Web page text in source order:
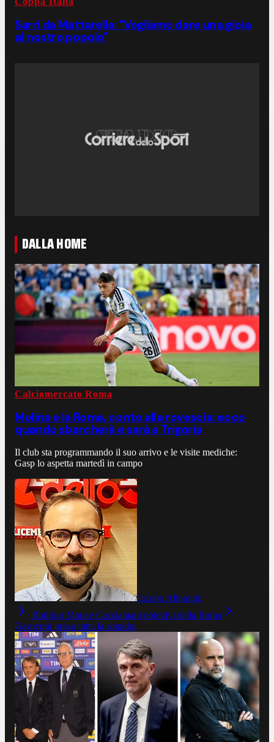
Sarri da Mattarella: "Vogliamo dare una gioia
al nostro popolo"
DALLA HOME
Calciomercato Roma
Molina e la Roma, conto alla rovescia: ecco
quando sbarcherà e sarà a Trigoria
Il club sta programmando il suo arrivo e le visite mediche:
Gasp lo aspetta martedì in campo
Jacopo Aliprandi
Rodrigo Mora e Cacciamani obiettivi della Roma
Gasperini urla a tutta la squadra